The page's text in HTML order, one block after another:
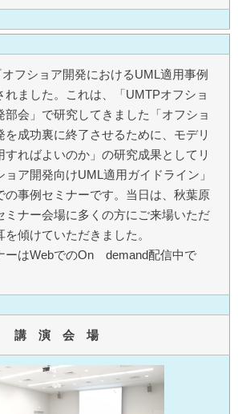
フショア開発におけるUML適用事例
れました。これは、「UMTPオフショ
部会」で研究してきました「オフショ
を成功裏に終了させるために、モデリ
すればよいのか」の研究成果としてリ
ョア開発向けUML適用ガイドライン」
の事例セミナーです。当日は、秋葉原
ナー会場に多くの方にご来場いただ
傾けていただきました。
ーはWebでのOn demand配信中で
講 演 会 場